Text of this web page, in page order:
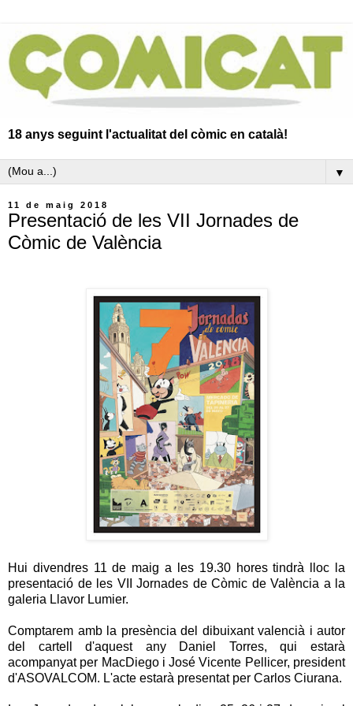
18 anys seguint l'actualitat del còmic en català!
▼
11 de maig 2018
Presentació de les VII Jornades de
Còmic de València
Hui divendres 11 de maig a les 19.30 hores tindrà lloc la
presentació de les VII Jornades de Còmic de València a la
galeria Llavor Lumier.
Comptarem amb la presència del dibuixant valencià i autor
del cartell d'aquest any Daniel Torres, qui estarà
acompanyat per MacDiego i José Vicente Pellicer, president
d'ASOVALCOM. L'acte estarà presentat per Carlos Ciurana.